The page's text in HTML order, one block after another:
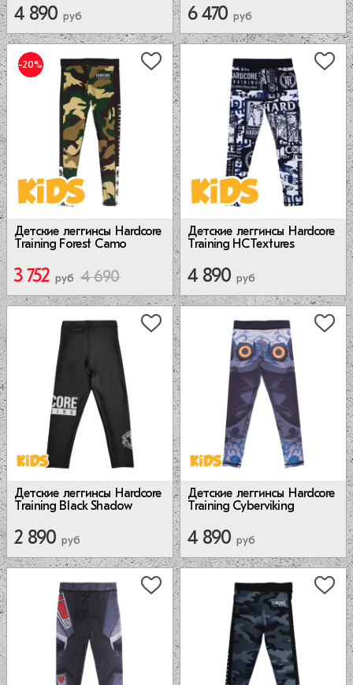
4 890 руб 6 470 руб
-20%
Детские леггинсы Hardcore
Training Forest Camo
3 752 руб 4 690
Детские леггинсы Hardcore
Training HCTextures
4 890 руб
Детские леггинсы Hardcore
Training Black Shadow
2 890 руб
Детские леггинсы Hardcore
Training Cyberviking
4 890 руб